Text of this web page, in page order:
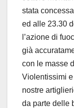
stata
ed alle 23.30
l’azione di
già
con le masse
Violentissimi
nostre
da parte delle